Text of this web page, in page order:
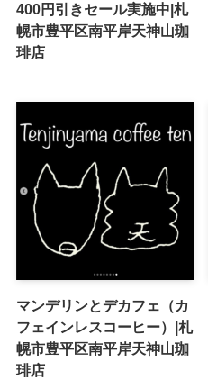
400円引きセール実施中|札
幌市豊平区南平岸天神山珈
琲店
マンデリンとデカフェ（カ
フェインレスコーヒー）|札
幌市豊平区南平岸天神山珈
琲店